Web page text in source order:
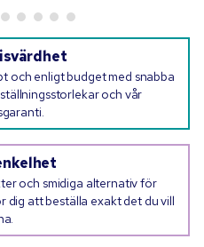
och enligt budget med snabba
och vår
och smidiga alternativ för
dig att beställa exakt det du vill